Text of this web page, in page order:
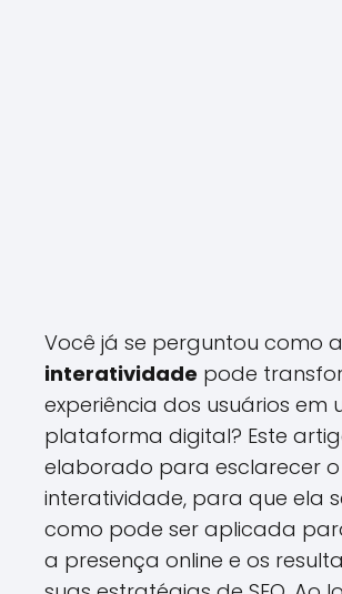
Você já se perguntou como a
interatividade pode
experiência dos usuários em
plataforma digital? Este
elaborado para esclarecer o
interatividade, para que ela
como pode ser aplicada
a presença online e os